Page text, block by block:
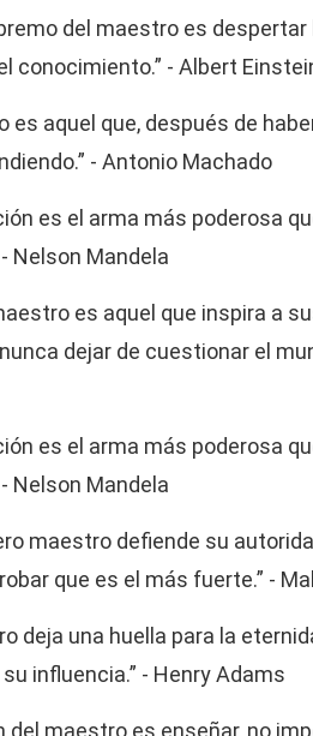
del maestro es
conocimiento.” - Albert
es aquel que, después de
- Antonio Machado
es el arma más poderosa
Nelson Mandela
es aquel que inspira a
dejar de cuestionar el
es el arma más poderosa
Nelson Mandela
maestro defiende su
que es el más fuerte.” -
deja una huella para la
influencia.” - Henry Adams
del maestro es enseñar, no